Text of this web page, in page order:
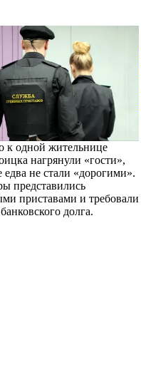
к одной жительнице
нагрянули «гости»,
едва не стали «дорогими».
представились
приставами и требовали
долга.